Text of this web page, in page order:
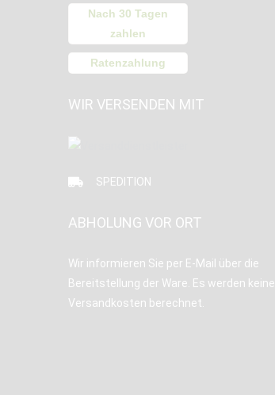
Nach 30 Tagen
zahlen
Ratenzahlung
WIR VERSENDEN MIT
SPEDITION
ABHOLUNG VOR ORT
Wir informieren Sie per E-Mail über die
Bereitstellung der Ware. Es werden keine
Versandkosten berechnet.